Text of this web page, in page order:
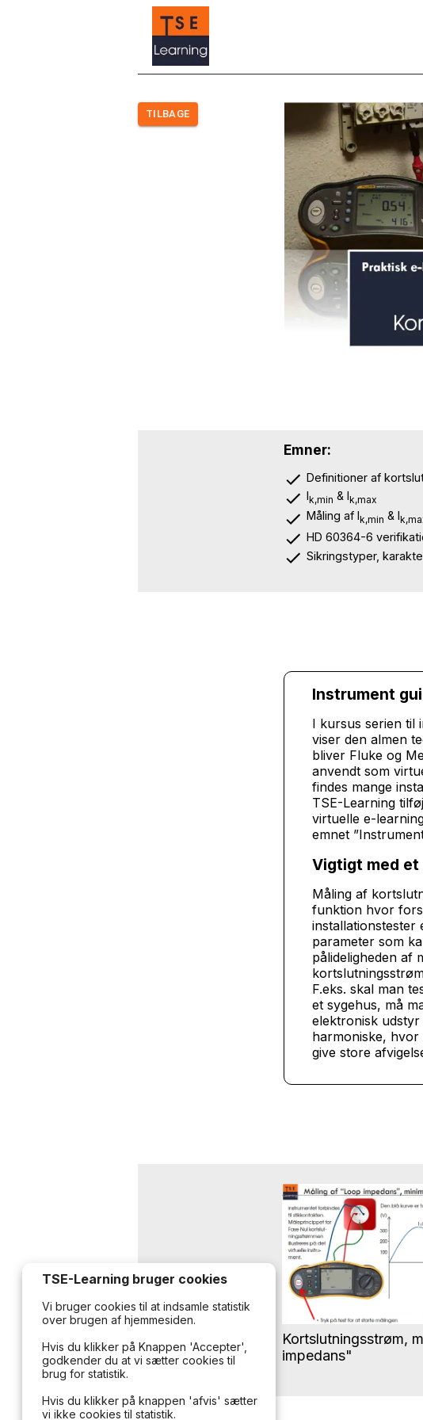
TILBAGE
Emner:
Definitioner af
Ik,min & Ik,max
Måling af Ik,min & I
HD 60364-6
Sikringstyper,
Instrument
I kursus serien til
viser den almen
bliver Fluke og
anvendt som
findes mange
TSE-Learning
virtuelle e-
emnet
Vigtigt med
Måling af
funktion hvor
installationstester
parameter som
pålideligheden af
F.eks. skal man
et sygehus, må
elektronisk
harmoniske,
give store
Kortslutningsstrøm,
impedans"
TSE-Learning bruger cookies
Vi bruger cookies til at indsamle statistik
over brugen af hjemmesiden.
Hvis du klikker på Knappen 'Accepter',
godkender du at vi sætter cookies til
brug for statistik.
Hvis du klikker på knappen 'afvis' sætter
vi ikke cookies til statistik.